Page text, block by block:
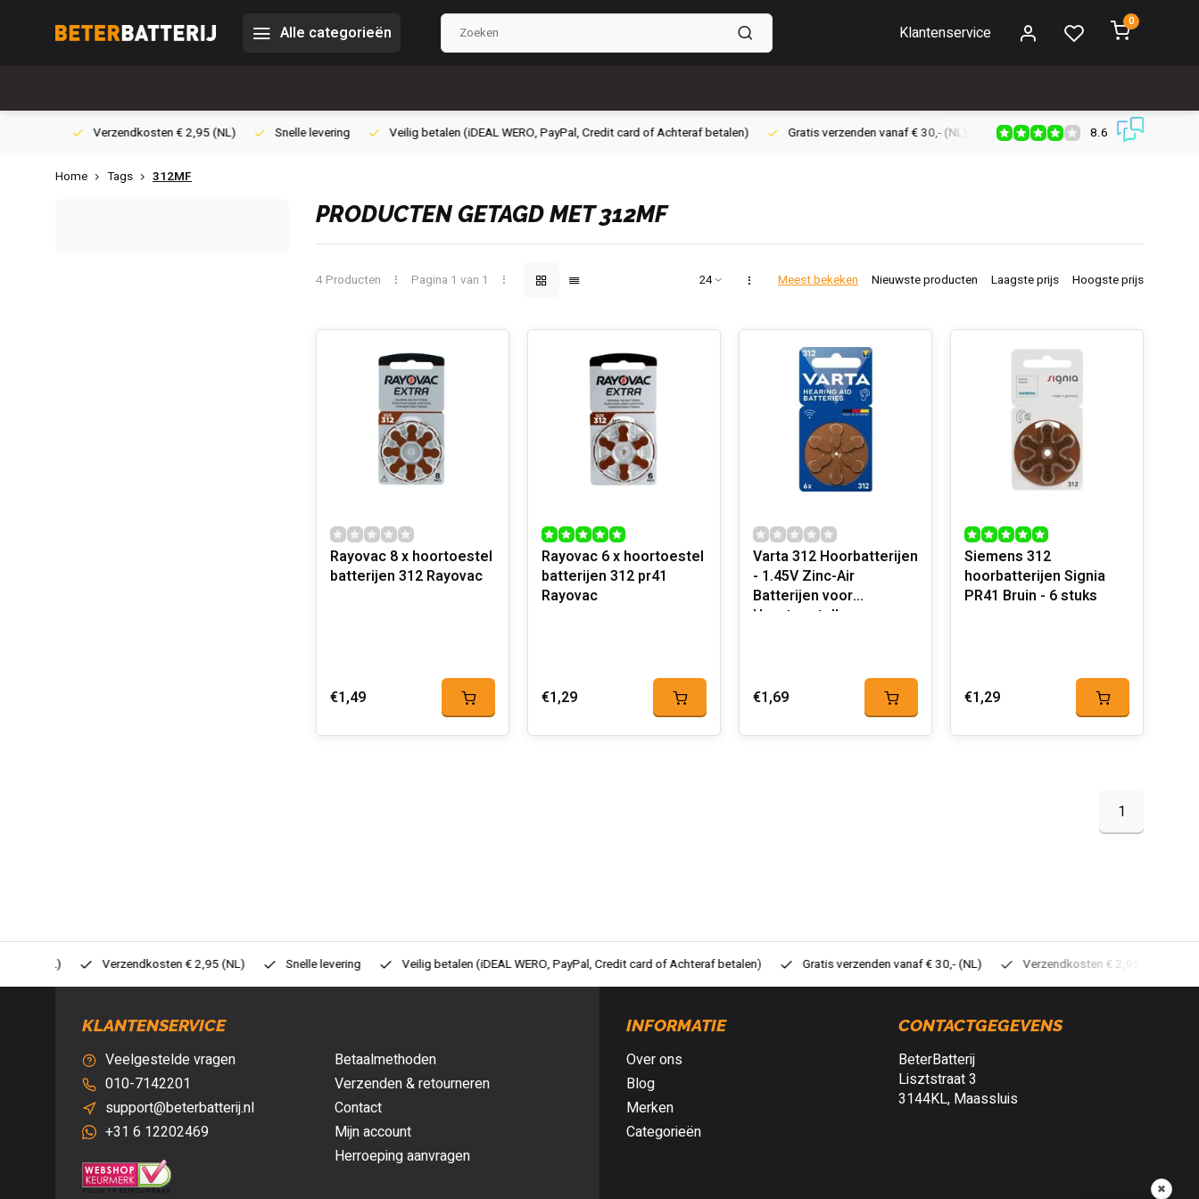
Alle categorieën Klantenservice
0
Verzendkosten € 2,95 (NL) Snelle levering Veilig betalen (iDEAL WERO, PayPal, Credit card of Achteraf betalen) Gratis verzenden vanaf € 30,- (NL) Verzendkosten € 2,95 (NL)
8.6
Home Tags 312MF
PRODUCTEN GETAGD MET 312MF
4 Producten Pagina 1 van 1 Meest bekeken Nieuwste producten Laagste prijs Hoogste prijs
Rayovac 8 x hoortoestel
batterijen 312 Rayovac
€1,49
Rayovac 6 x hoortoestel
batterijen 312 pr41
Rayovac
€1,29
Varta 312 Hoorbatterijen
- 1.45V Zinc-Air
Batterijen voor
Hoortoestellen
€1,69
Siemens 312
hoorbatterijen Signia
PR41 Bruin - 6 stuks
€1,29
1
Verzendkosten € 2,95 (NL) Snelle levering Veilig betalen (iDEAL WERO, PayPal, Credit card of Achteraf betalen) Gratis verzenden vanaf € 30,- (NL) Verzendkosten € 2,95 (NL)
KLANTENSERVICE
Veelgestelde vragen
010-7142201
support@beterbatterij.nl
+31 6 12202469
Betaalmethoden
Verzenden & retourneren
Contact
Mijn account
Herroeping aanvragen
INFORMATIE
Over ons
Blog
Merken
Categorieën
CONTACTGEGEVENS
BeterBatterij
Lisztstraat 3
3144KL, Maassluis
✖